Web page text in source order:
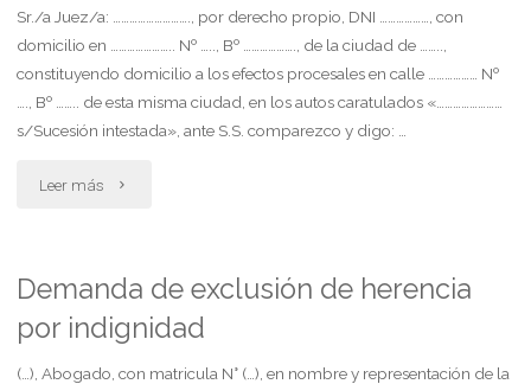
la
de
Sr./a Juez/a: ………………………., por derecho propio, DNI ………………, con
domicilio en ………………….. Nº ….., Bº ………………., de la ciudad de ……..,
constituyendo domicilio a los efectos procesales en calle ……………… Nº
…., Bº …….. de esta misma ciudad, en los autos caratulados «……………………
s/Sucesión intestada», ante S.S. comparezco y digo: …
Leer más "Acredita
de
derechos
hereditarios"
Demanda de exclusión de herencia
por indignidad
(…), Abogado, con matricula N° (…), en nombre y representación de la